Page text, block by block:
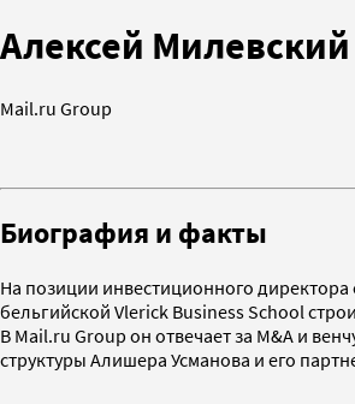
Алексей Милевский
Mail.ru Group
Биография и факты
На позиции инвестиционного
бельгийской Vlerick Business School
В Mail.ru Group он отвечает за M&A и
структуры Алишера Усманова и его